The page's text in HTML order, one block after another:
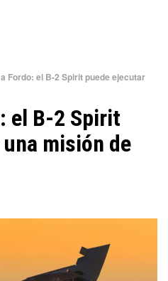
Fordo: el B-2 Spirit puede ejecutar
el B-2 Spirit
misión de